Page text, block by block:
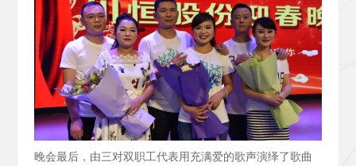
晚会最后，由三对双职工代表用充满爱的歌声演绎了歌曲